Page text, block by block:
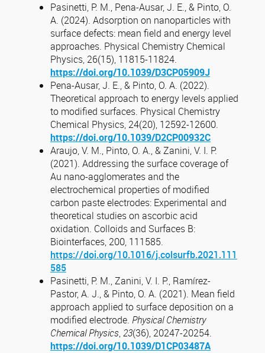
Pasinetti, P. M., Pena-Ausar, J. E., & Pinto, O.
A. (2024). Adsorption on nanoparticles with
surface defects: mean field and energy level
approaches. Physical Chemistry Chemical
Physics, 26(15), 11815-11824.
https://doi.org/10.1039/D3CP05909J
Pena-Ausar, J. E., & Pinto, O. A. (2022).
Theoretical approach to energy levels applied
to modified surfaces. Physical Chemistry
Chemical Physics, 24(20), 12592-12600.
https://doi.org/10.1039/D2CP00932C
Araujo, V. M., Pinto, O. A., & Zanini, V. I. P.
(2021). Addressing the surface coverage of
Au nano-agglomerates and the
electrochemical properties of modified
carbon paste electrodes: Experimental and
theoretical studies on ascorbic acid
oxidation. Colloids and Surfaces B:
Biointerfaces, 200, 111585.
https://doi.org/10.1016/j.colsurfb.2021.111
585
Pasinetti, P. M., Zanini, V. I. P., Ramírez-
Pastor, A. J., & Pinto, O. A. (2021). Mean field
approach applied to surface deposition on a
modified electrode. Physical Chemistry
Chemical Physics,23(36), 20247-20254.
https://doi.org/10.1039/D1CP03487A